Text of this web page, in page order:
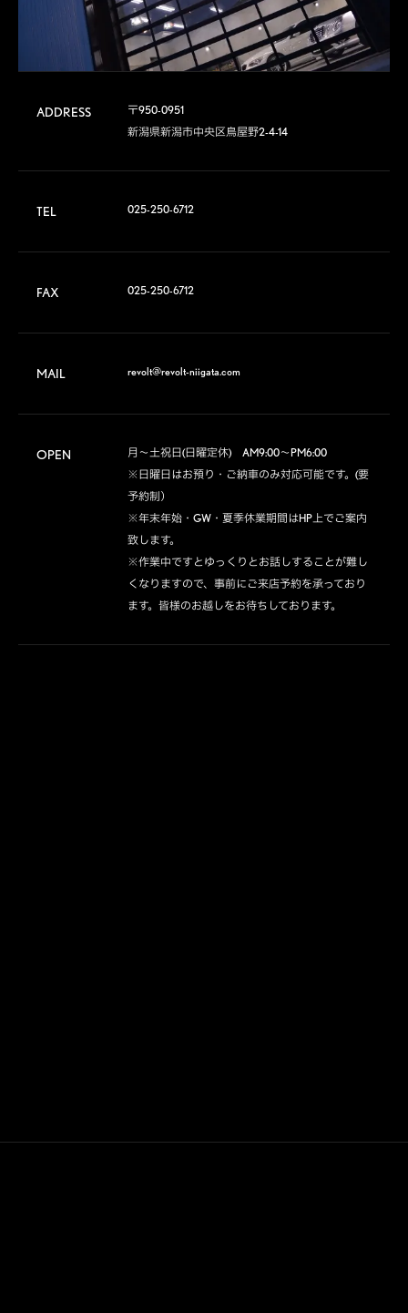
ADDRESS
〒950-0951
新潟県新潟市中央区鳥屋野2-4-14
TEL 025-250-6712
FAX 025-250-6712
MAIL revolt@revolt-niigata.com
OPEN
月～土祝日(日曜定休)　AM9:00～PM6:00
※日曜日はお預り・ご納車のみ対応可能です。(要
予約制）
※年末年始・GW・夏季休業期間はHP上でご案内
致します。
※作業中ですとゆっくりとお話しすることが難し
くなりますので、事前にご来店予約を承っており
ます。皆様のお越しをお待ちしております。